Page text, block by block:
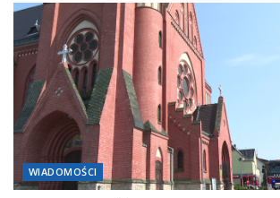
WIADOMOŚCI